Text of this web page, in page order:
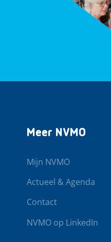
Meer NVMO
Mijn NVMO
Actueel & Agenda
Contact
NVMO op LinkedIn